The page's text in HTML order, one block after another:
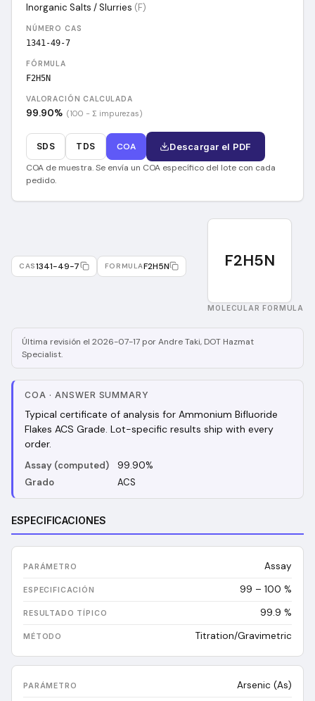
Inorganic Salts / Slurries (F)
NÚMERO CAS
1341-49-7
FÓRMULA
F2H5N
VALORACIÓN CALCULADA
99.90% (100 − Σ impurezas)
SDS TDS COA
Descargar el PDF
COA de muestra. Se envía un COA específico del lote con cada
pedido.
CAS1341-49-7 FORMULAF2H5N F2H5N
MOLECULAR FORMULA
Última revisión el 2026-07-17 por Andre Taki, DOT Hazmat
Specialist.
COA · ANSWER SUMMARY
Typical certificate of analysis for Ammonium Bifluoride
Flakes ACS Grade. Lot-specific results ship with every
order.
Assay (computed)
99.90%
Grado
ACS
ESPECIFICACIONES
Assay
99 – 100 %
99.9 %
Titration/Gravimetric
Arsenic (As)